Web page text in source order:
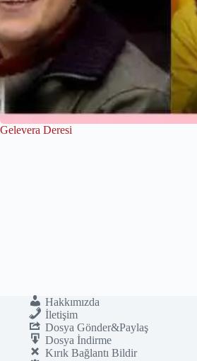
Gelevera Deresi
Hakkımızda
İletişim
Dosya Gönder&Paylaş
Dosya İndirme
Kırık Bağlantı Bildir